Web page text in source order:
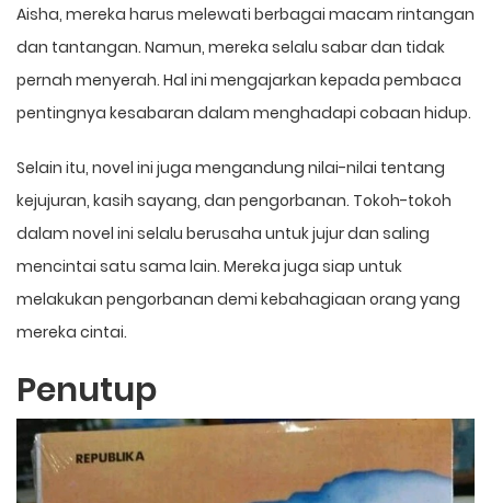
Aisha, mereka harus melewati berbagai macam rintangan
dan tantangan. Namun, mereka selalu sabar dan tidak
pernah menyerah. Hal ini mengajarkan kepada pembaca
pentingnya kesabaran dalam menghadapi cobaan hidup.
Selain itu, novel ini juga mengandung nilai-nilai tentang
kejujuran, kasih sayang, dan pengorbanan. Tokoh-tokoh
dalam novel ini selalu berusaha untuk jujur dan saling
mencintai satu sama lain. Mereka juga siap untuk
melakukan pengorbanan demi kebahagiaan orang yang
mereka cintai.
Penutup